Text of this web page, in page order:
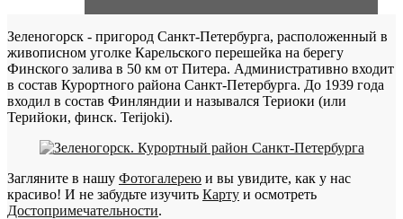
Зеленогорск - пригород Санкт-Петербурга, расположенный в
живописном уголке Карельского перешейка на берегу
Финского залива в 50 км от Питера. Административно входит
в состав Курортного района Санкт-Петербурга. До 1939 года
входил в состав Финляндии и назывался Териоки (или
Терийоки, финск. Terijoki).
Загляните в нашу Фотогалерею и вы увидите, как у нас
красиво! И не забудьте изучить Карту и осмотреть
Достопримечательности.